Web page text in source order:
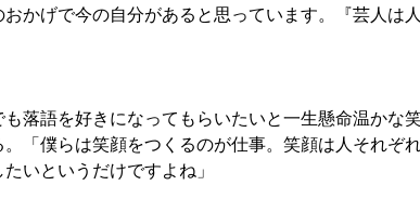
かげで今の自分があると思っています。『芸人は
落語を好きになってもらいたいと一生懸命温かな
「僕らは笑顔をつくるのが仕事。笑顔は人それぞ
いというだけですよね」